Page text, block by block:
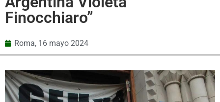
Finocchiaro”
Roma, 16 mayo 2024